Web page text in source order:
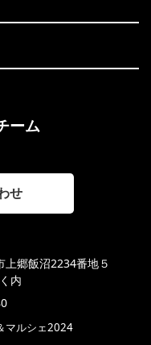
ーム
せ
上郷飯沼2234番地５
内
マルシェ2024